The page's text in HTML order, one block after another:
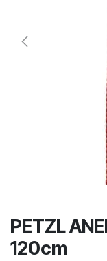
PETZL
120cm